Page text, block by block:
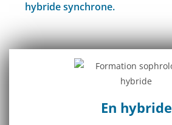
hybride synchrone.
En hybride​